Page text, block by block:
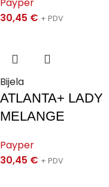
30,45 € + PDV
Bijela
ATLANTA+ LADY
MELANGE
Payper
30,45 € + PDV